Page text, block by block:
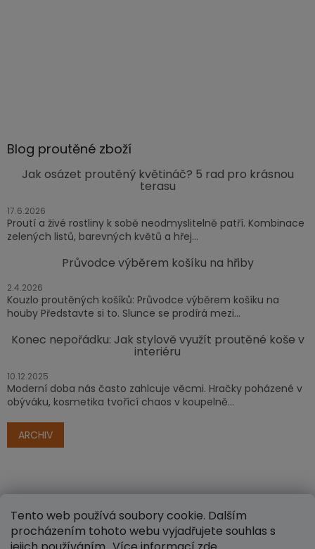
Tento web používá soubory cookie. Dalším
procházením tohoto webu vyjadřujete souhlas s
Blog proutěné zboží
Jak osázet proutěný květináč? 5 rad pro krásnou
terasu
17.6.2026
Proutí a živé rostliny k sobě neodmyslitelně patří. Kombinace
zelených listů, barevných květů a hřej...
Průvodce výběrem košíku na hřiby
2.4.2026
Kouzlo proutěných košíků: Průvodce výběrem košíku na
houby Představte si to. Slunce se prodírá mezi...
Konec nepořádku: Jak stylově využít proutěné koše v
interiéru
10.12.2025
Moderní doba nás často zahlcuje věcmi. Hračky poházené v
obýváku, kosmetika tvořící chaos v koupelně...
ARCHIV